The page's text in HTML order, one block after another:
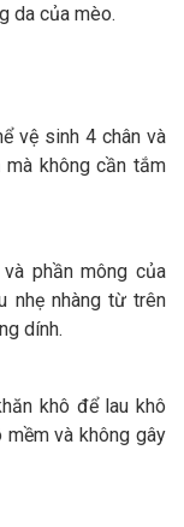
da của mèo.
vệ sinh 4 chân và
mà không cần tắm
phần mông của
nhẹ nhàng từ trên
dính.
khô để lau khô
và không gây